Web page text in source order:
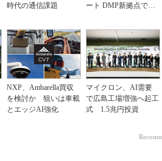
時代の通信課題
ート DMP新拠点で展
NXP、Ambarella買収
を検討か 狙いは車載
とエッジAI強化
マイクロン、AI需要
で広島工場増強へ起工
式 1.5兆円投資